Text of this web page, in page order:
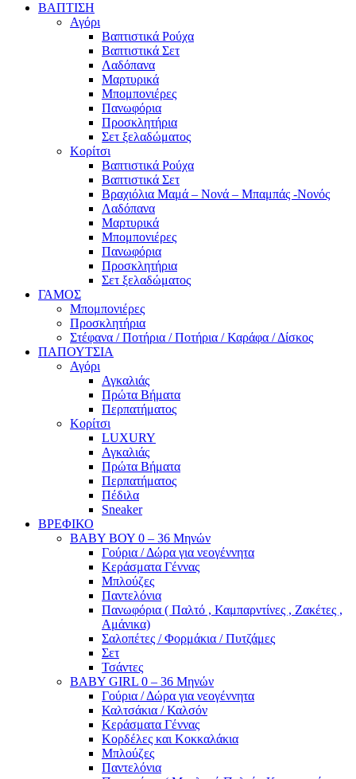
ΒΑΠΤΙΣΗ
Αγόρι
Βαπτιστικά Ρούχα
Βαπτιστικά Σετ
Λαδόπανα
Μαρτυρικά
Μπομπονιέρες
Πανωφόρια
Προσκλητήρια
Σετ ξελαδώματος
Κορίτσι
Βαπτιστικά Ρούχα
Βαπτιστικά Σετ
Βραχιόλια Μαμά – Νονά – Μπαμπάς -Νονός
Λαδόπανα
Μαρτυρικά
Μπομπονιέρες
Πανωφόρια
Προσκλητήρια
Σετ ξελαδώματος
ΓΑΜΟΣ
Μπομπονιέρες
Προσκλητήρια
Στέφανα / Ποτήρια / Ποτήρια / Καράφα / Δίσκος
ΠΑΠΟΥΤΣΙΑ
Αγόρι
Αγκαλιάς
Πρώτα Βήματα
Περπατήματος
Κορίτσι
LUXURY
Αγκαλιάς
Πρώτα Βήματα
Περπατήματος
Πέδιλα
Sneaker
ΒΡΕΦΙΚΟ
ΒΑΒΥ ΒΟΥ 0 – 36 Μηνών
Γούρια / Δώρα για νεογέννητα
Κεράσματα Γέννας
Μπλούζες
Παντελόνια
Πανωφόρια ( Παλτό , Καμπαρντίνες , Ζακέτες ,
Αμάνικα)
Σαλοπέτες / Φορμάκια / Πυτζάμες
Σετ
Τσάντες
BABY GIRL 0 – 36 Μηνών
Γούρια / Δώρα για νεογέννητα
Καλτσάκια / Καλσόν
Κεράσματα Γέννας
Κορδέλες και Κοκκαλάκια
Μπλούζες
Παντελόνια